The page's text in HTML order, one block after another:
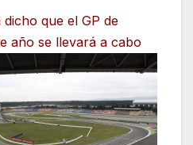
que el GP de
año se llevará a cabo